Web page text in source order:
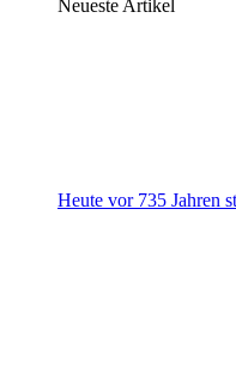
Neueste Artikel
Heute vor 735 Jahren